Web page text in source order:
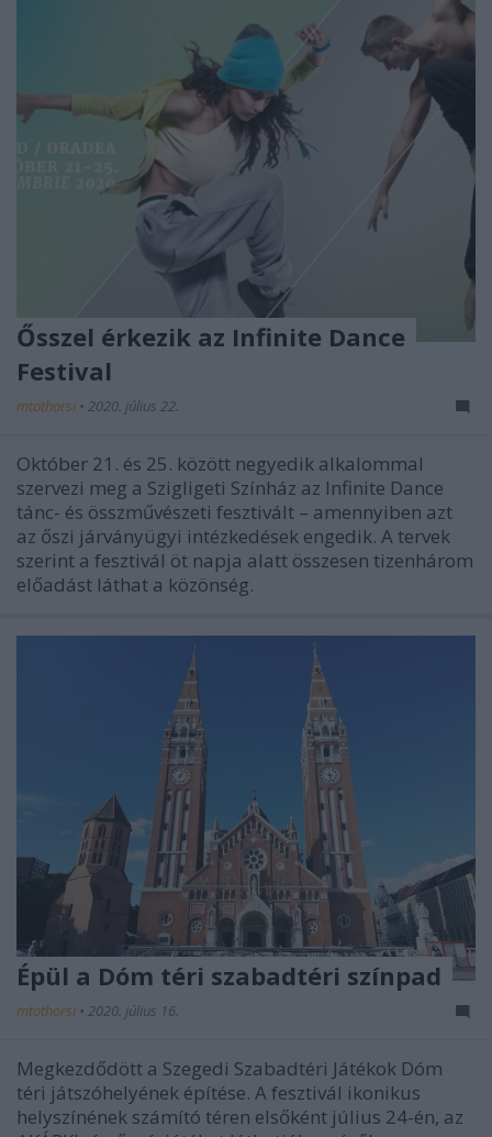
Ősszel érkezik az Infinite Dance
Festival
mtothorsi • 2020. július 22.
Október 21. és 25. között negyedik alkalommal
szervezi meg a Szigligeti Színház az Infinite Dance
tánc- és összművészeti fesztivált – amennyiben azt
az őszi járványügyi intézkedések engedik. A tervek
szerint a fesztivál öt napja alatt összesen tizenhárom
előadást láthat a közönség.
Épül a Dóm téri szabadtéri színpad
mtothorsi • 2020. július 16.
Megkezdődött a Szegedi Szabadtéri Játékok Dóm
téri játszóhelyének építése. A fesztivál ikonikus
helyszínének számító téren elsőként július 24-én, az